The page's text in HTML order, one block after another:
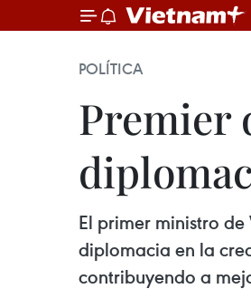
POLÍTICA
Premier
El primer ministro
diplomacia en la
contribuyendo a